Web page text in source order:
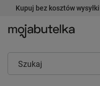
Kupuj bez kosztów